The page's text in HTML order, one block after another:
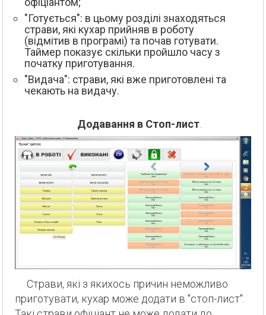
"Готується": в цьому розділі знаходяться
страви, які кухар прийняв в роботу
(відмітив в програмі) та почав готувати.
Таймер показує скільки пройшло часу з
початку приготування.
"Видача": страви, які вже приготовлені та
чекають на видачу.
Додавання в Стоп-лист.
Страви, які з якихось причин неможливо
приготувати, кухар може додати в "стоп-лист".